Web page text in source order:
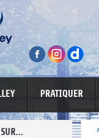
PRATIQUER